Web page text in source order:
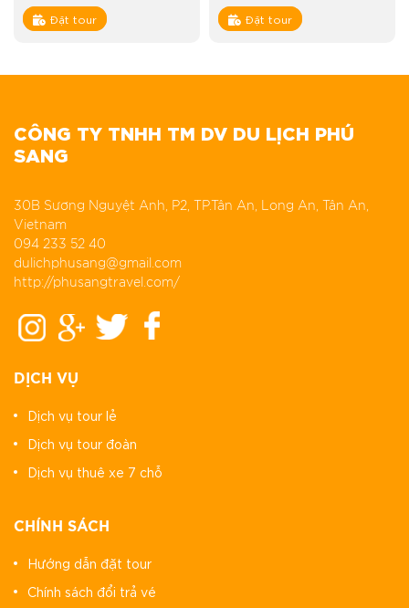
Đặt tour Đặt tour
CÔNG TY TNHH TM DV DU LỊCH PHÚ
SANG
30B Sương Nguyệt Anh, P2, TP.Tân An, Long An, Tân An,
Vietnam
094 233 52 40
dulichphusang@gmail.com
http://phusangtravel.com/
DỊCH VỤ
Dịch vụ tour lẻ
Dịch vụ tour đoàn
Dịch vụ thuê xe 7 chỗ
CHÍNH SÁCH
Hướng dẫn đặt tour
Chính sách đổi trả vé